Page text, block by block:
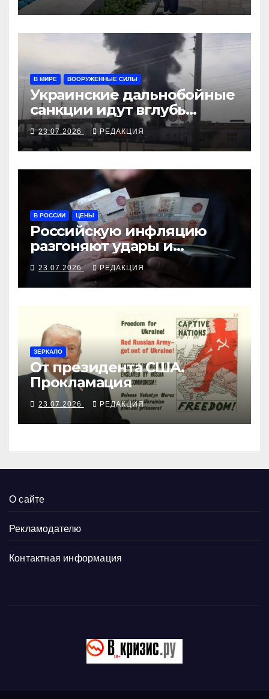
В МИРЕ ВООРУЖЁННЫЕ СИЛЫ
Украинские дальнобойные
санкции идут вглубь
российской нефтянки
23.07.2026 РЕДАКЦИЯ
В РОССИИ ЦЕНЫ
Российскую инфляцию
разгоняют удары и
ожидания
23.07.2026 РЕДАКЦИЯ
ЗЕРКАЛО
От президента США.
Прокламация
23.07.2026 РЕДАКЦИЯ
О сайте
Рекламодателю
Контактная информация